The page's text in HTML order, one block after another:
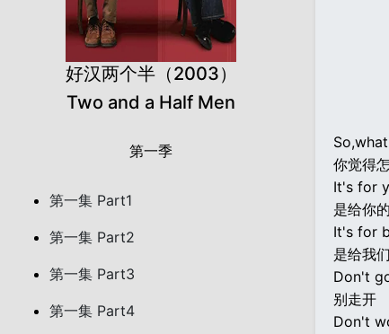
好汉两个半（2003）
Two and a Half Men
第一季
第一集 Part1
第一集 Part2
第一集 Part3
第一集 Part4
你觉得
It's for
是给你
It's for
是给我
Don't
别走开
Don't